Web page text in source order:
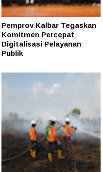
Pemprov Kalbar Tegaskan
Komitmen Percepat
Digitalisasi Pelayanan
Publik